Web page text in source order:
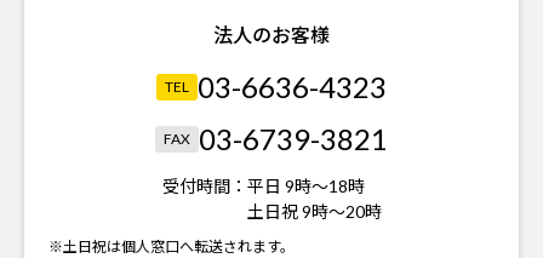
法人のお客様
TEL 03-6636-4323
FAX 03-6739-3821
受付時間： 平日 9時～18時
土日祝 9時～20時
※土日祝は個人窓口へ転送されます。